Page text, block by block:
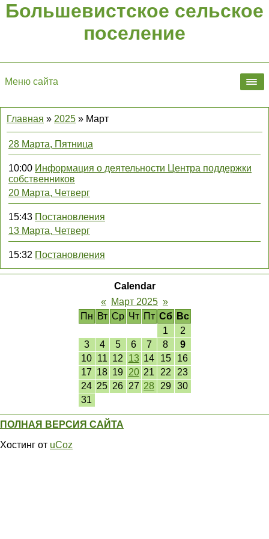
Большевистское сельское
поселение
Меню сайта
Главная » 2025 » Март
28 Марта, Пятница
10:00 Информация о деятельности Центра поддержки
собственников
20 Марта, Четверг
15:43 Постановления
13 Марта, Четверг
15:32 Постановления
Calendar
« Март 2025 »
Пн Вт Ср Чт Пт Сб
Вс
1
2
3
4 5 6 7 8
9
10 11 12 13 14 15
16
17 18 19 20 21 22
23
24 25 26 27 28 29
30
31
ПОЛНАЯ ВЕРСИЯ САЙТА
Хостинг от uCoz